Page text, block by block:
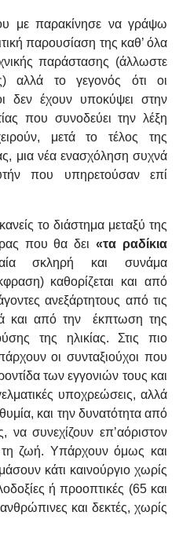
με παρακίνησε να γράψω
παρουσίαση της καθ’ όλα
παράστασης (άλλωστε
αλλά το γεγονός ότι οι
δεν έχουν υποκύψει στην
που συνοδεύει την λέξη
μετά το τέλος της
μια νέα ενασχόληση συχνά
που υπηρετούσαν επί
το διάστημα μεταξύ της
που θα δει«τα ραδίκια
σκληρή και συνάμα
καθορίζεται και από
ανεξάρτητους από τις
και από την έκπτωση της
της ηλικίας. Στις πιο
οι συνταξιούχοι που
των εγγονιών τους και
υποχρεώσεις, αλλά
και την δυνατότητα από
να συνεχίζουν επ’αόριστον
ζωή. Υπάρχουν όμως και
κάτι καινούργιο χωρίς
ή προοπτικές (65 και
και δεκτές, χωρίς